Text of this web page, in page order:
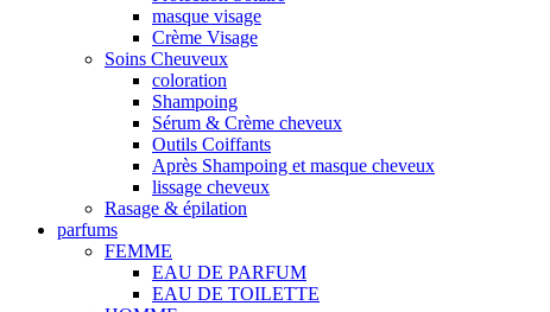
masque visage
Crème Visage
Soins Cheuveux
coloration
Shampoing
Sérum & Crème cheveux
Outils Coiffants
Après Shampoing et masque cheveux
lissage cheveux
Rasage & épilation
parfums
FEMME
EAU DE PARFUM
EAU DE TOILETTE